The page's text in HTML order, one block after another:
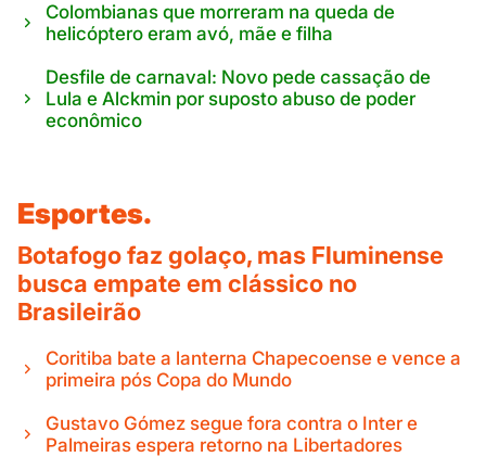
Colombianas que morreram na queda de
helicóptero eram avó, mãe e filha
Desfile de carnaval: Novo pede cassação de
Lula e Alckmin por suposto abuso de poder
econômico
Esportes.
Botafogo faz golaço, mas Fluminense
busca empate em clássico no
Brasileirão
Coritiba bate a lanterna Chapecoense e vence a
primeira pós Copa do Mundo
Gustavo Gómez segue fora contra o Inter e
Palmeiras espera retorno na Libertadores